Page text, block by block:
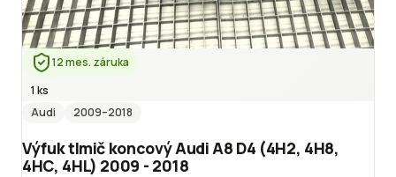
12 mes. záruka
1 ks
Audi
2009–2018
Výfuk tlmič koncový Audi A8 D4 (4H2, 4H8,
4HC, 4HL) 2009 - 2018